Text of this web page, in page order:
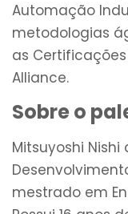
Automação
metodologias
as Certificações
Alliance.
Sobre o
Mitsuyoshi
mestrado em